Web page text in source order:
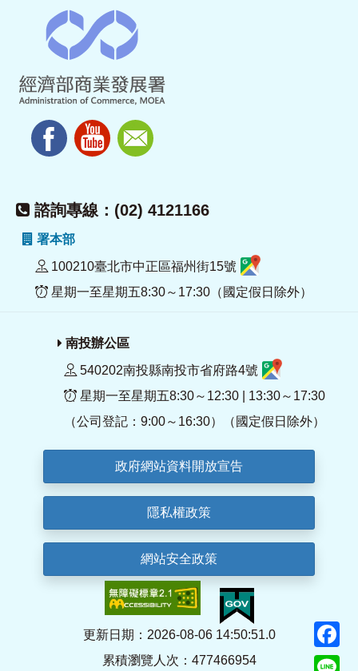
諮詢專線：(02) 4121166
署本部
100210臺北市中正區福州街15號
星期一至星期五8:30～17:30（國定假日除外）
南投辦公區
540202南投縣南投市省府路4號
星期一至星期五8:30～12:30 | 13:30～17:30
（公司登記：9:00～16:30）（國定假日除外）
政府網站資料開放宣告
隱私權政策
網站安全政策
更新日期：2026-08-06 14:50:51.0
累積瀏覽人次：477466954